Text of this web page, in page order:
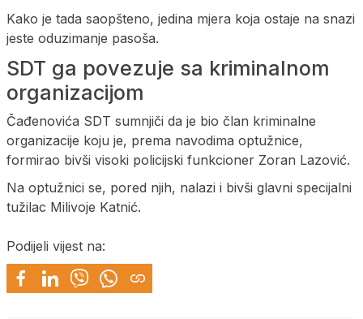
Kako je tada saopšteno, jedina mjera koja ostaje na snazi
jeste oduzimanje pasoša.
SDT ga povezuje sa kriminalnom
organizacijom
Čađenovića SDT sumnjiči da je bio član kriminalne
organizacije koju je, prema navodima optužnice,
formirao bivši visoki policijski funkcioner Zoran Lazović.
Na optužnici se, pored njih, nalazi i bivši glavni specijalni
tužilac Milivoje Katnić.
Podijeli vijest na: